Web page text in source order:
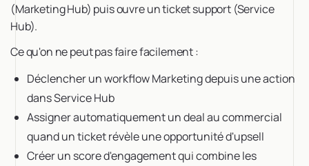
(Marketing Hub) puis ouvre un ticket support (Service
Hub).
Ce qu'on ne peut pas faire facilement :
Déclencher un workflow Marketing depuis une action
dans Service Hub
Assigner automatiquement un deal au commercial
quand un ticket révèle une opportunité d'upsell
Créer un score d'engagement qui combine les